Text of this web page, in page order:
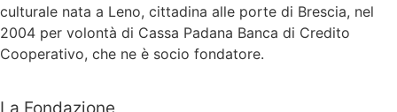
culturale nata a Leno, cittadina alle porte di Brescia, nel
2004 per volontà di Cassa Padana Banca di Credito
Cooperativo, che ne è socio fondatore.